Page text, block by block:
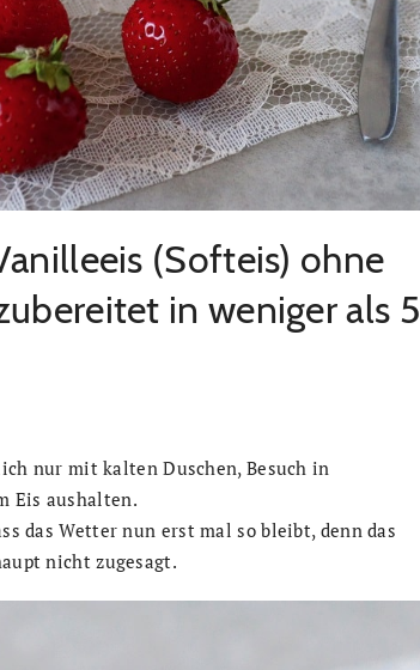
(Softeis) ohne
in weniger als 5
nur mit kalten Duschen, Besuch in
Eis aushalten.
das Wetter nun erst mal so bleibt, denn das
nicht zugesagt.